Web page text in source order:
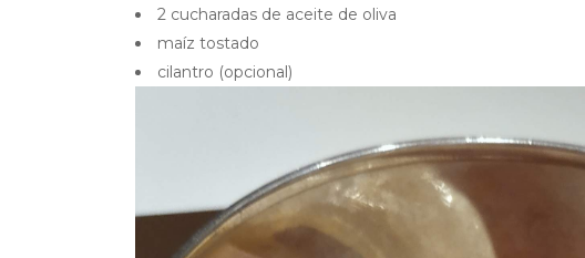
2 cucharadas de aceite de oliva
maíz tostado
cilantro (opcional)